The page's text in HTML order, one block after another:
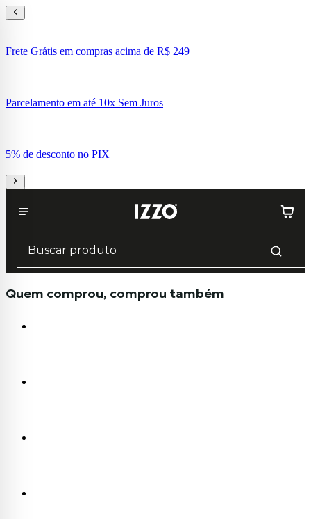
Frete Grátis em compras acima de R$ 249
Parcelamento em até 10x Sem Juros
5% de desconto no PIX
Quem comprou, comprou também